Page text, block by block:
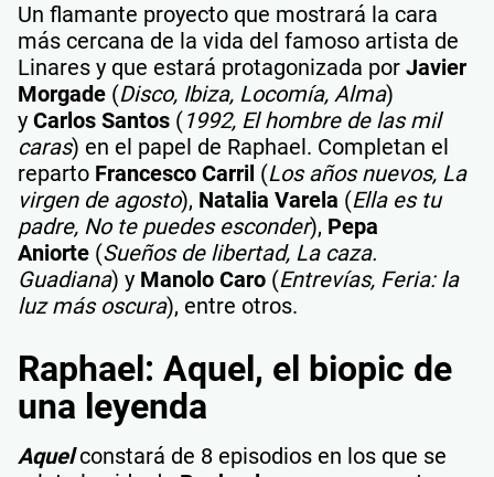
Un flamante proyecto que mostrará la cara
más cercana de la vida del famoso artista de
Linares y que estará protagonizada por Javier
Morgade (Disco, Ibiza, Locomía, Alma)
y Carlos Santos (1992, El hombre de las mil
caras) en el papel de Raphael. Completan el
reparto Francesco Carril (Los años nuevos, La
virgen de agosto), Natalia Varela (Ella es tu
padre, No te puedes esconder), Pepa
Aniorte (Sueños de libertad, La caza.
Guadiana) y Manolo Caro (Entrevías, Feria: la
luz más oscura), entre otros.
Raphael: Aquel, el biopic de
una leyenda
Aquelconstará de 8 episodios en los que se